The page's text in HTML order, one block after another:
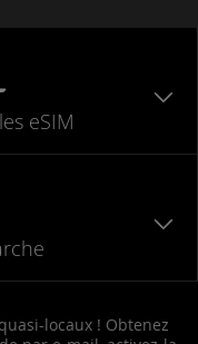
eSIM
locaux ! Obtenez